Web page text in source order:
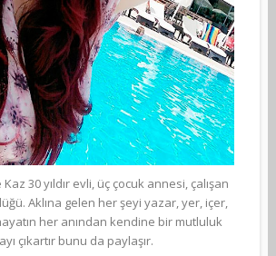
30 yıldır evli, üç çocuk annesi, çalışan
Aklına gelen her şeyi yazar, yer, içer,
her anından kendine bir mutluluk
çıkartır bunu da paylaşır.